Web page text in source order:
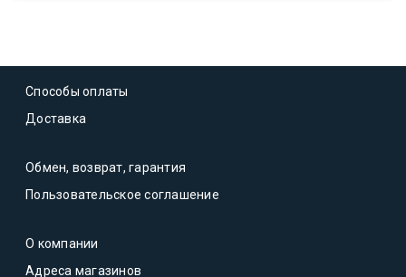
Способы оплаты
Доставка
Обмен, возврат, гарантия
Пользовательское соглашение
О компании
Адреса магазинов